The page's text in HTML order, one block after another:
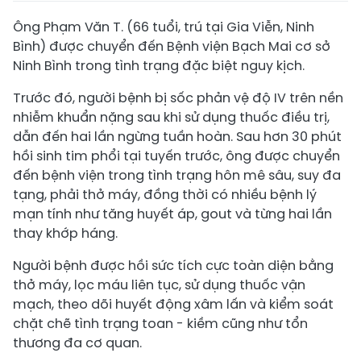
Ông Phạm Văn T. (66 tuổi, trú tại Gia Viễn, Ninh
Bình) được chuyển đến Bệnh viện Bạch Mai cơ sở
Ninh Bình trong tình trạng đặc biệt nguy kịch.
Trước đó, người bệnh bị sốc phản vệ độ IV trên nền
nhiễm khuẩn nặng sau khi sử dụng thuốc điều trị,
dẫn đến hai lần ngừng tuần hoàn. Sau hơn 30 phút
hồi sinh tim phổi tại tuyến trước, ông được chuyển
đến bệnh viện trong tình trạng hôn mê sâu, suy đa
tạng, phải thở máy, đồng thời có nhiều bệnh lý
mạn tính như tăng huyết áp, gout và từng hai lần
thay khớp háng.
Người bệnh được hồi sức tích cực toàn diện bằng
thở máy, lọc máu liên tục, sử dụng thuốc vận
mạch, theo dõi huyết động xâm lấn và kiểm soát
chặt chẽ tình trạng toan - kiềm cũng như tổn
thương đa cơ quan.